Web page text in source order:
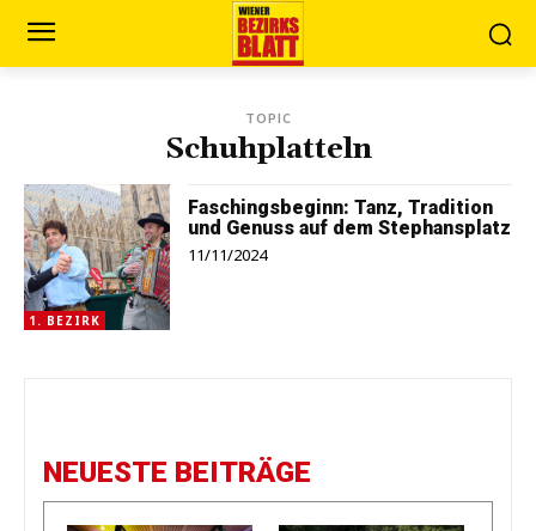
TOPIC
Schuhplatteln
1. BEZIRK
Faschingsbeginn: Tanz, Tradition
und Genuss auf dem Stephansplatz
11/11/2024
NEUESTE BEITRÄGE